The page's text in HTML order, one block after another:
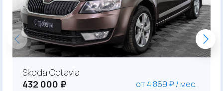
Skoda Octavia
432 000 ₽
от 4 869 ₽ / мес.